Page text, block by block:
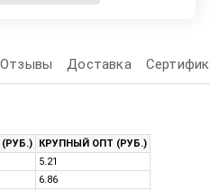
Отзывы Доставка
КРУПНЫЙ ОПТ (РУБ.)
5.21
6.86